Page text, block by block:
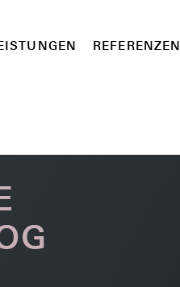
REFERENZEN